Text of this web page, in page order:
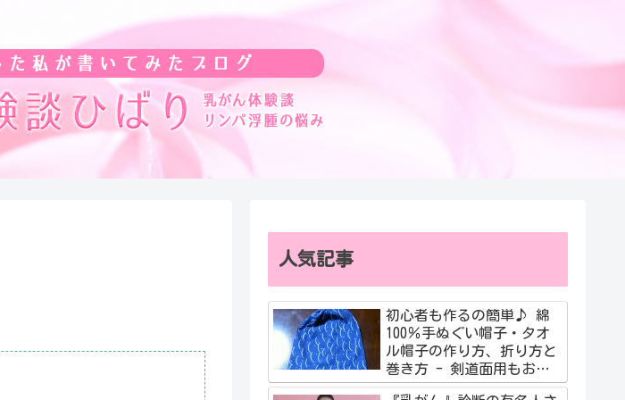
人気記事
初心者も作るの簡単♪ 綿
100％手ぬぐい帽子・タオ
ル帽子の作り方、折り方と
巻き方 - 剣道面用もおす
すめ！簡単動画も紹介